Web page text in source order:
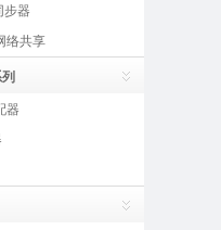
步器
络共享
器